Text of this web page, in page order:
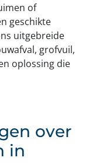
of
geschikte
uitgebreide
grofvuil,
oplossing die
over
in